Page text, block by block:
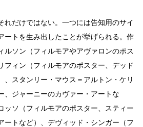
れだけではない。一つには告知用のサイ
ートを生み出したことが挙げられる。作
ルソン（フィルモアやアヴァロンのポス
フィン（フィルモアのポスター、デッド
、スタンリー・マウス＝アルトン・ケリ
、ジャーニーのカヴァー・アートな
ッソ（フィルモアのポスター、スティー
ートなど）、デヴィッド・シンガー（フ